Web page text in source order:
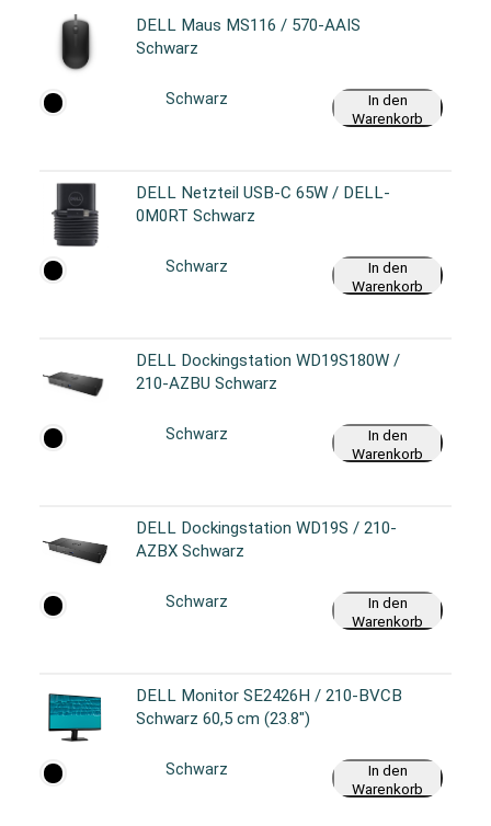
DELL Maus MS116 / 570-AAIS
Schwarz
Schwarz
In den
Warenkorb
DELL Netzteil USB-C 65W / DELL-
0M0RT Schwarz
Schwarz
In den
Warenkorb
DELL Dockingstation WD19S180W /
210-AZBU Schwarz
Schwarz
In den
Warenkorb
DELL Dockingstation WD19S / 210-
AZBX Schwarz
Schwarz
In den
Warenkorb
DELL Monitor SE2426H / 210-BVCB
Schwarz 60,5 cm (23.8")
Schwarz
In den
Warenkorb